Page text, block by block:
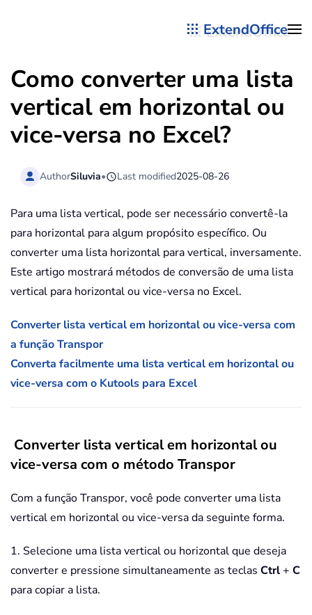
ExtendOffice
Como converter uma lista
vertical em horizontal ou
vice-versa no Excel?
AuthorSiluvia• Last modified2025-08-26
Para uma lista vertical, pode ser necessário convertê-la
para horizontal para algum propósito específico. Ou
converter uma lista horizontal para vertical, inversamente.
Este artigo mostrará métodos de conversão de uma lista
vertical para horizontal ou vice-versa no Excel.
Converter lista vertical em horizontal ou vice-versa com
a função Transpor
Converta facilmente uma lista vertical em horizontal ou
vice-versa com o Kutools para Excel
Converter lista vertical em horizontal ou
vice-versa com o método Transpor
Com a função Transpor, você pode converter uma lista
vertical em horizontal ou vice-versa da seguinte forma.
1. Selecione uma lista vertical ou horizontal que deseja
converter e pressione simultaneamente as teclas Ctrl+ C
para copiar a lista.